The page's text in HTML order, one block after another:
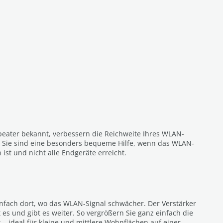
bekannt, verbessern die Reichweite Ihres WLAN-
sind eine besonders bequeme Hilfe, wenn das WLAN-
ist und nicht alle Endgeräte erreicht.
dort, wo das WLAN-Signal schwächer. Der Verstärker
und gibt es weiter. So vergrößern Sie ganz einfach die